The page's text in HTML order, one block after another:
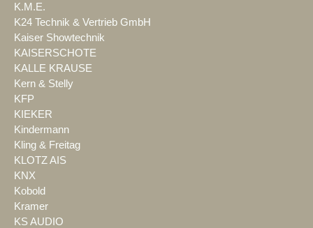
K.M.E.
K24 Technik & Vertrieb GmbH
Kaiser Showtechnik
KAISERSCHOTE
KALLE KRAUSE
Kern & Stelly
KFP
KIEKER
Kindermann
Kling & Freitag
KLOTZ AIS
KNX
Kobold
Kramer
KS AUDIO